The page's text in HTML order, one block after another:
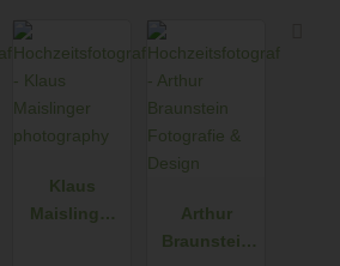
Klaus
Maislinger
Arthur
Braunstein